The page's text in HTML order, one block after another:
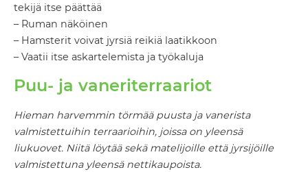
tekijä itse päättää
– Ruman näköinen
– Hamsterit voivat jyrsiä reikiä laatikkoon
– Vaatii itse askartelemista ja työkaluja
Puu- ja vaneriterraariot
Hieman harvemmin törmää puusta ja vanerista
valmistettuihin terraarioihin, joissa on yleensä
liukuovet. Niitä löytää sekä matelijoille että jyrsijöille
valmistettuna yleensä nettikaupoista.